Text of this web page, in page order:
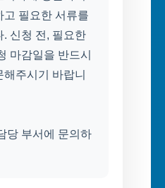
고 필요한 서류를
신청 전, 필요한
마감일을 반드시
주시기 바랍니
당 부서에 문의하